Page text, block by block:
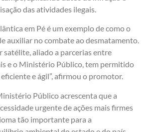
das atividades ilegais.
em Pé é um exemplo de como o
auxiliar no combate ao desmatamento.
aliado a parcerias entre
e o Ministério Público, tem permitido
e ágil”, afirmou o promotor.
Público acrescenta que a
urgente de ações mais firmes
tão importante para a